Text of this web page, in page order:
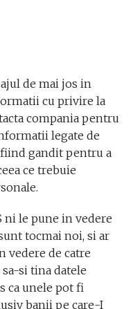
de mai jos in
cu privire la
compania pentru
legate de
gandit pentru a
ce trebuie
ni le pune in vedere
tocmai noi, si ar
vedere de catre
si tina datele
ca unele pot fi
banii pe care-I